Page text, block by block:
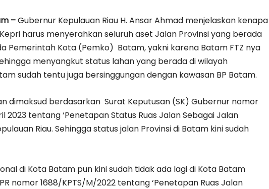
–Gubernur Kepulauan Riau H. Ansar Ahmad menjelaskan kenapa
harus menyerahkan seluruh aset Jalan Provinsi yang berada
Pemerintah Kota (Pemko) Batam, yakni karena Batam FTZ nya
menyangkut status lahan yang berada di wilayah
sudah tentu juga bersinggungan dengan kawasan BP Batam.
dimaksud berdasarkan Surat Keputusan (SK) Gubernur nomor
2023 tentang ‘Penetapan Status Ruas Jalan Sebagai Jalan
Riau. Sehingga status jalan Provinsi di Batam kini sudah
di Kota Batam pun kini sudah tidak ada lagi di Kota Batam
nomor 1688/KPTS/M/2022 tentang ‘Penetapan Ruas Jalan